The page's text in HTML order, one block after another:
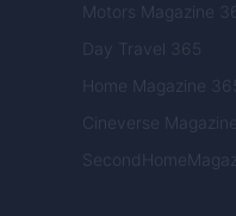
Motors Magazine
Day Travel 365
Home Magazine
Cineverse Magazine